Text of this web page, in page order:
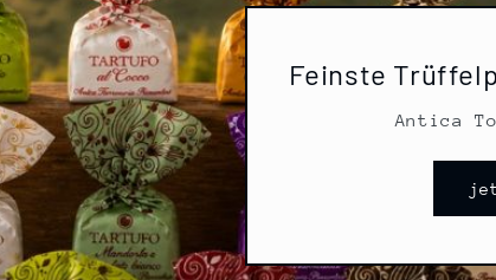
Feinste
Antica